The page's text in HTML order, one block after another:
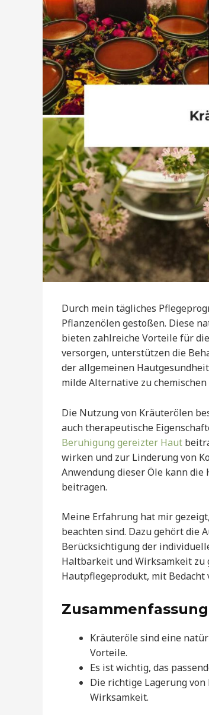
Durch mein tägliches
Pflanzenölen gestoßen. Diese
bieten zahlreiche Vorteile für
versorgen, unterstützen die
der allgemeinen
milde Alternative zu
Die Nutzung von Kräuterölen
auch therapeutische
Beruhigung gereizter Haut
wirken und zur Linderung von
Anwendung dieser Öle kann
beitragen.
Meine Erfahrung hat mir
beachten sind. Dazu gehört die
Berücksichtigung der
Haltbarkeit und Wirksamkeit
Hautpflegeprodukt, mit
Zusammenfassung
Kräuteröle sind eine
Vorteile.
Es ist wichtig, das
Die richtige Lagerung
Wirksamkeit.